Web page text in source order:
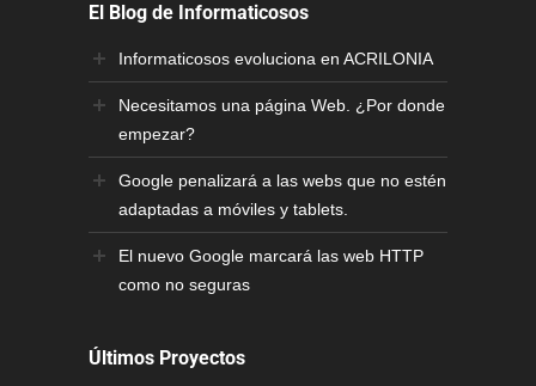
El Blog de Informaticosos
Informaticosos evoluciona en ACRILONIA
Necesitamos una página Web. ¿Por donde
empezar?
Google penalizará a las webs que no estén
adaptadas a móviles y tablets.
El nuevo Google marcará las web HTTP
como no seguras
Últimos Proyectos